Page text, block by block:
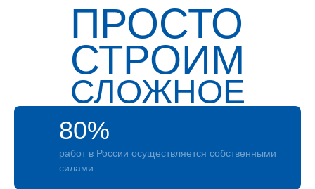
ПРОСТО
СТРОИМ
СЛОЖНОЕ
80%
работ в России осуществляется собственными
силами